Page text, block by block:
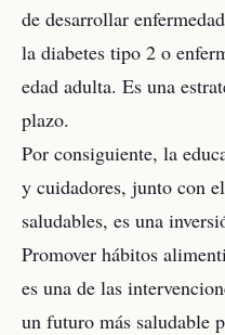
de desarrollar
la diabetes tipo 2 o
edad adulta. Es una
plazo.
Por consiguiente, la
y cuidadores, junto con
saludables, es una
Promover hábitos
es una de las
un futuro más saludable